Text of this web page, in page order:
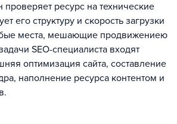
проверяет ресурс на технические
его структуру и скорость загрузки
места, мешающие продвижениею
SEO-специалиста входят
оптимизация сайта, составление
наполнение ресурса контентом и